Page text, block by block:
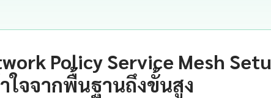
Policy Service Mesh
ใจจากพื้นฐานถึงขั้นสูง